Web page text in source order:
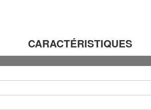
CARACTÉRISTIQUES